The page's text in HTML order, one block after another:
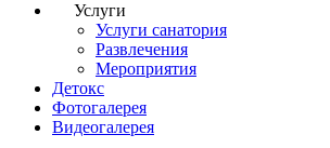
Услуги
Услуги санатория
Развлечения
Мероприятия
Детокс
Фотогалерея
Видеогалерея